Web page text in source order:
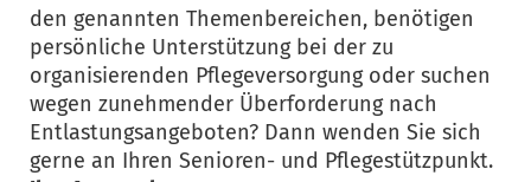
den genannten Themenbereichen, benötigen
persönliche Unterstützung bei der zu
organisierenden Pflegeversorgung oder suchen
wegen zunehmender Überforderung nach
Entlastungsangeboten? Dann wenden Sie sich
gerne an Ihren Senioren- und Pflegestützpunkt.